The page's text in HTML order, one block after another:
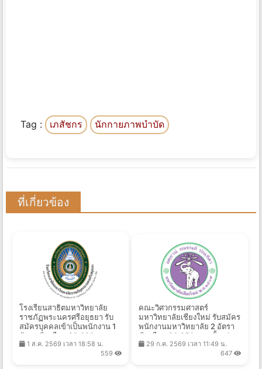
Tag : เภสัชกร นักกายภาพบําบัด
ที่เกี่ยวข้อง
โรงเรียนสาธิตมหาวิทยาลัย
ราชภัฏพระนครศรีอยุธยา รับ
สมัครบุคคลเข้าเป็นพนักงาน 1
อัตรา เงินเดือน 28,000 บาท
ตั้งแต่บัดนี้ - 13 ส.ค. 2569
1 ส.ค. 2569 เวลา 18:58 น.
559
คณะวิศวกรรมศาสตร์
มหาวิทยาลัยเชียงใหม่ รับสมัคร
พนักงานมหาวิทยาลัย 2 อัตรา
เงินเดือน 20,250 บาท ตั้งแต่
บัดนี้ - 14 ส.ค. 2569
29 ก.ค. 2569 เวลา 11:49 น.
647